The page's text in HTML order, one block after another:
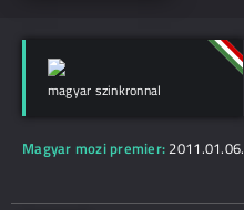
magyar szinkronnal
Magyar mozi premier: 2011.01.06.